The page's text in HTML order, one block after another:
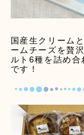
国産生クリーム
ームチーズを贅
ルト6種を詰め合
です！